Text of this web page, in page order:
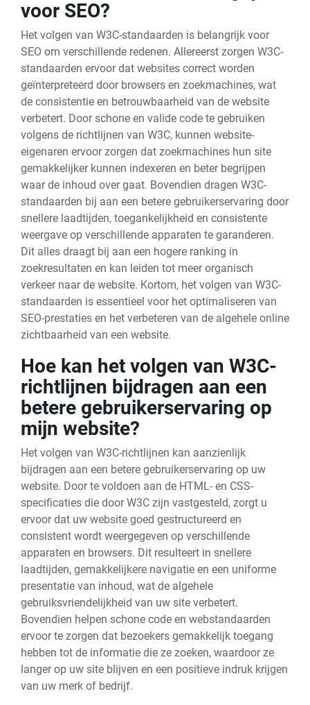
voor SEO?
Het volgen van W3C-standaarden is belangrijk voor
SEO om verschillende redenen. Allereerst zorgen W3C-
standaarden ervoor dat websites correct worden
geïnterpreteerd door browsers en zoekmachines, wat
de consistentie en betrouwbaarheid van de website
verbetert. Door schone en valide code te gebruiken
volgens de richtlijnen van W3C, kunnen website-
eigenaren ervoor zorgen dat zoekmachines hun site
gemakkelijker kunnen indexeren en beter begrijpen
waar de inhoud over gaat. Bovendien dragen W3C-
standaarden bij aan een betere gebruikerservaring door
snellere laadtijden, toegankelijkheid en consistente
weergave op verschillende apparaten te garanderen.
Dit alles draagt bij aan een hogere ranking in
zoekresultaten en kan leiden tot meer organisch
verkeer naar de website. Kortom, het volgen van W3C-
standaarden is essentieel voor het optimaliseren van
SEO-prestaties en het verbeteren van de algehele online
zichtbaarheid van een website.
Hoe kan het volgen van W3C-
richtlijnen bijdragen aan een
betere gebruikerservaring op
mijn website?
Het volgen van W3C-richtlijnen kan aanzienlijk
bijdragen aan een betere gebruikerservaring op uw
website. Door te voldoen aan de HTML- en CSS-
specificaties die door W3C zijn vastgesteld, zorgt u
ervoor dat uw website goed gestructureerd en
consistent wordt weergegeven op verschillende
apparaten en browsers. Dit resulteert in snellere
laadtijden, gemakkelijkere navigatie en een uniforme
presentatie van inhoud, wat de algehele
gebruiksvriendelijkheid van uw site verbetert.
Bovendien helpen schone code en webstandaarden
ervoor te zorgen dat bezoekers gemakkelijk toegang
hebben tot de informatie die ze zoeken, waardoor ze
langer op uw site blijven en een positieve indruk krijgen
van uw merk of bedrijf.